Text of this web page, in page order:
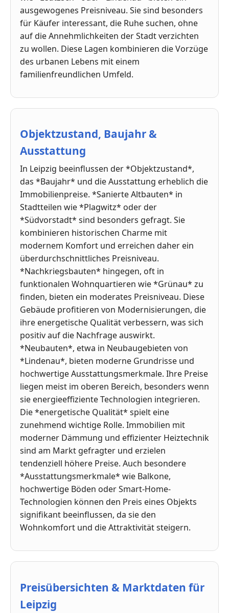
ausgewogenes Preisniveau. Sie sind besonders
für Käufer interessant, die Ruhe suchen, ohne
auf die Annehmlichkeiten der Stadt verzichten
zu wollen. Diese Lagen kombinieren die Vorzüge
des urbanen Lebens mit einem
familienfreundlichen Umfeld.
Objektzustand, Baujahr &
Ausstattung
In Leipzig beeinflussen der *Objektzustand*,
das *Baujahr* und die Ausstattung erheblich die
Immobilienpreise. *Sanierte Altbauten* in
Stadtteilen wie *Plagwitz* oder der
*Südvorstadt* sind besonders gefragt. Sie
kombinieren historischen Charme mit
modernem Komfort und erreichen daher ein
überdurchschnittliches Preisniveau.
*Nachkriegsbauten* hingegen, oft in
funktionalen Wohnquartieren wie *Grünau* zu
finden, bieten ein moderates Preisniveau. Diese
Gebäude profitieren von Modernisierungen, die
ihre energetische Qualität verbessern, was sich
positiv auf die Nachfrage auswirkt.
*Neubauten*, etwa in Neubaugebieten von
*Lindenau*, bieten moderne Grundrisse und
hochwertige Ausstattungsmerkmale. Ihre Preise
liegen meist im oberen Bereich, besonders wenn
sie energieeffiziente Technologien integrieren.
Die *energetische Qualität* spielt eine
zunehmend wichtige Rolle. Immobilien mit
moderner Dämmung und effizienter Heiztechnik
sind am Markt gefragter und erzielen
tendenziell höhere Preise. Auch besondere
*Ausstattungsmerkmale* wie Balkone,
hochwertige Böden oder Smart-Home-
Technologien können den Preis eines Objekts
signifikant beeinflussen, da sie den
Wohnkomfort und die Attraktivität steigern.
Preisübersichten & Marktdaten für
Leipzig